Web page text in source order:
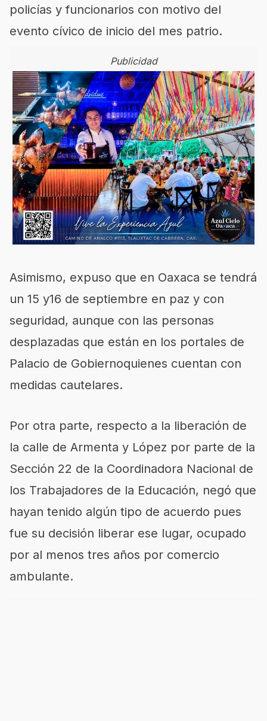
policías y funcionarios con motivo del
evento cívico de inicio del mes patrio.
Publicidad
Asimismo, expuso que en Oaxaca se tendrá
un 15 y16 de septiembre en paz y con
seguridad, aunque con las personas
desplazadas que están en los portales de
Palacio de Gobiernoquienes cuentan con
medidas cautelares.
Por otra parte, respecto a la liberación de
la calle de Armenta y López por parte de la
Sección 22 de la Coordinadora Nacional de
los Trabajadores de la Educación, negó que
hayan tenido algún tipo de acuerdo pues
fue su decisión liberar ese lugar, ocupado
por al menos tres años por comercio
ambulante.